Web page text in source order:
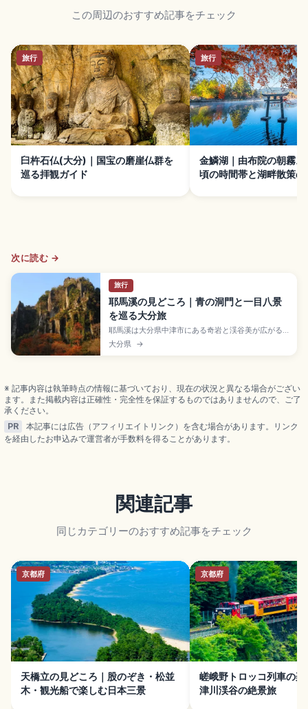
この周辺のおすすめ記事をチェック
旅行
臼杵石仏(大分)｜国宝の磨崖仏群を
巡る拝観ガイド
旅行
金鱗湖｜由布院の朝霧ス
頃の時間帯と湖畔散策の
次に読む →
旅行
耶馬溪の見どころ｜青の洞門と一目八景
を巡る大分旅
耶馬溪は大分県中津市にある奇岩と渓谷美が広がる
景勝地で、サイクリングやトレッキングが楽しめる
紅葉の名所スポット。江戸時代に僧・禅海が掘り抜
からバスのアクセスも押さえました。
大分県 →
※ 記事内容は執筆時点の情報に基づいており、現在の状況と異なる場合がござい
ます。また掲載内容は正確性・完全性を保証するものではありませんので、ご了
承ください。
PR
本記事には広告（アフィリエイトリンク）を含む場合があります。リンク
を経由したお申込みで運営者が手数料を得ることがあります。
関連記事
同じカテゴリーのおすすめ記事をチェック
京都府
天橋立の見どころ｜股のぞき・松並
木・観光船で楽しむ日本三景
京都府
嵯峨野トロッコ列車の楽
津川渓谷の絶景旅